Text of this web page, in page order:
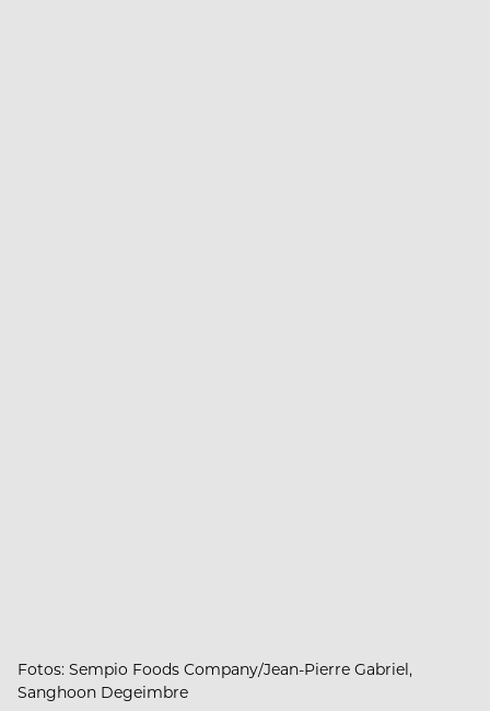
Fotos: Sempio Foods Company/Jean-Pierre Gabriel,
Sanghoon Degeimbre